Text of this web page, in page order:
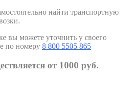
найти транспортную
вы можете уточнить у своего
по номеру 8 800 5505 865
от 1000 руб.